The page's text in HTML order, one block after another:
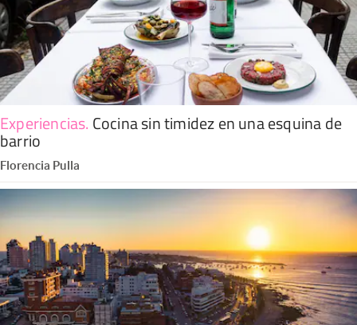
Experiencias. Cocina sin timidez en una esquina de
barrio
Florencia Pulla